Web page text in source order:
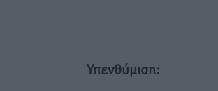
Υπενθύμιση: